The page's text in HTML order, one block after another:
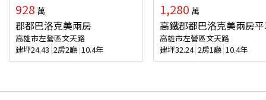
928 萬
郡都巴洛克美兩房
高雄市左營區文天路
建坪24.43 2房2廳 10.4年
1,280 萬
高鐵郡都巴洛克美兩房
高雄市左營區文天路
建坪32.24 2房1廳 10.4年